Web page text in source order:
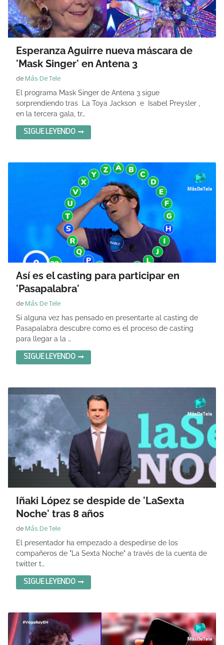
Esperanza Aguirre nueva máscara de
'Mask Singer' en Antena 3
de Más De Tele
El programa Mask Singer de Antena 3 sigue
sorprendiendo tras La Toya Jackson e Isabel Preysler ,
en la tercera gala, tr…
SIGUE LEYENDO
Así es el casting para participar en
'Pasapalabra'
de Más De Tele
Si alguna vez has pensado en presentarte al casting de
Pasapalabra descubre como es el proceso de casting
para llegar a la …
SIGUE LEYENDO
Iñaki López se despide de 'LaSexta
Noche' tras 8 años
de Más De Tele
El presentador ha empezado a despedirse de los
compañeros de "La Sexta Noche" a través de la cuenta de
twitter t…
SIGUE LEYENDO